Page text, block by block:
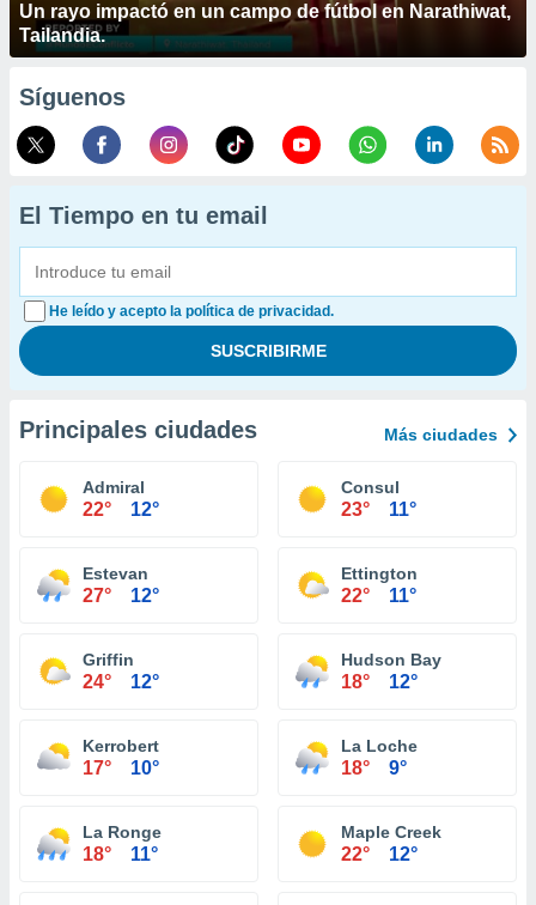
Un rayo impactó en un campo de fútbol en Narathiwat,
Tailandia.
Síguenos
El Tiempo en tu email
He leído y acepto la política de privacidad.
Principales ciudades Más ciudades
Admiral
22° 12°
Consul
23° 11°
Estevan
27° 12°
Ettington
22° 11°
Griffin
24° 12°
Hudson Bay
18° 12°
Kerrobert
17° 10°
La Loche
18° 9°
La Ronge
18° 11°
Maple Creek
22° 12°